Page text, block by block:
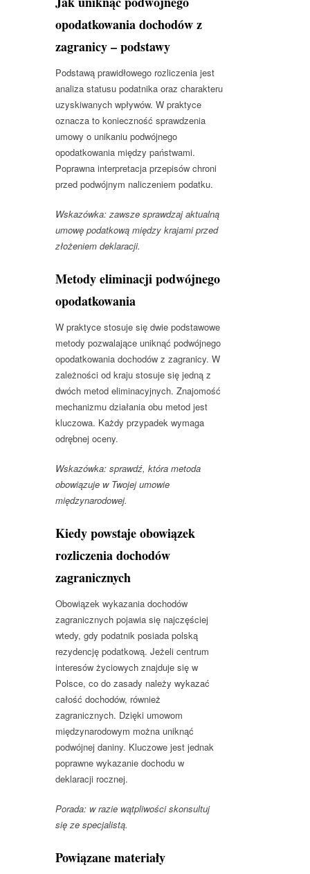
opodatkowania dochodów z
zagranicy – podstawy
Podstawą prawidłowego rozliczenia jest
analiza statusu podatnika oraz charakteru
uzyskiwanych wpływów. W praktyce
oznacza to konieczność sprawdzenia
umowy o unikaniu podwójnego
opodatkowania między państwami.
Poprawna interpretacja przepisów chroni
przed podwójnym naliczeniem podatku.
Wskazówka: zawsze sprawdzaj aktualną
umowę podatkową między krajami przed
złożeniem deklaracji.
Metody eliminacji podwójnego
opodatkowania
W praktyce stosuje się dwie podstawowe
metody pozwalające uniknąć podwójnego
opodatkowania dochodów z zagranicy. W
zależności od kraju stosuje się jedną z
dwóch metod eliminacyjnych. Znajomość
mechanizmu działania obu metod jest
kluczowa. Każdy przypadek wymaga
odrębnej oceny.
Wskazówka: sprawdź, która metoda
obowiązuje w Twojej umowie
międzynarodowej.
Kiedy powstaje obowiązek
rozliczenia dochodów
zagranicznych
Obowiązek wykazania dochodów
zagranicznych pojawia się najczęściej
wtedy, gdy podatnik posiada polską
rezydencję podatkową. Jeżeli centrum
interesów życiowych znajduje się w
Polsce, co do zasady należy wykazać
całość dochodów, również
zagranicznych. Dzięki umowom
międzynarodowym można uniknąć
podwójnej daniny. Kluczowe jest jednak
poprawne wykazanie dochodu w
deklaracji rocznej.
Porada: w razie wątpliwości skonsultuj
się ze specjalistą.
Powiązane materiały